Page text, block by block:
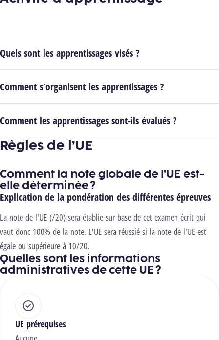
Quels sont les apprentissages visés ?
Comment s’organisent les apprentissages ?
Comment les apprentissages sont-ils évalués ?
Règles de l’UE
Comment la note globale de l’UE est-
elle déterminée ?
Explication de la pondération des différentes épreuves
La note de l'UE (/20) sera établie sur base de cet examen écrit qui
vaut donc 100% de la note. L'UE sera réussié si la note de l'UE est
égale ou supérieure à 10/20.
Quelles sont les informations
administratives de cette UE ?
UE prérequises